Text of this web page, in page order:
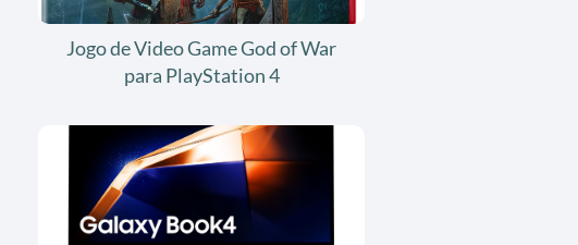
Jogo de Video Game God of War
para PlayStation 4